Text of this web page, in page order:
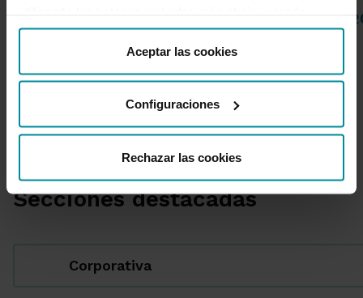
“Detalles”. También puede obtener más información, así
como cambiar el consentimiento en cualquier momento
desde nuestraPolítica de Cookies.
Aceptar las cookies
Configuraciones
Rechazar las cookies
14 de Julio de
1 de 4
Secciones destacadas
Corporativa